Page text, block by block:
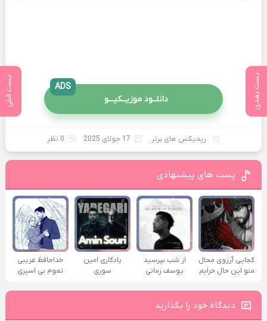
پست بعدی پست قبلی دانلــود موزیــکیـــو
ADS
ریمیکس های برتر 17 جولای 2025 0 نظر
پست های پیشنهادی
کجایی آرزوی محال
منو این حال خرابم
از شب بپرسید
یوسف زمانی
یادگاری امین
سوری
خداحافظ غریبی
تموم بی اسیری
دیدگاه خود را بگذارید